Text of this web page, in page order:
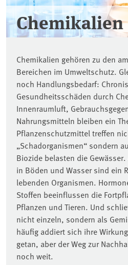
Chemikalien
Chemikalien gehören zu den
Bereichen im Umweltschutz.
noch Handlungsbedarf:
Gesundheitsschäden durch
Innenraumluft,
Nahrungsmitteln bleiben ein
Pflanzenschutzmittel treffen
„Schadorganismen“ sondern
Biozide belasten die
in Böden und Wasser sind ein
lebenden Organismen.
Stoffen beeinflussen die
Pflanzen und Tieren. Und
nicht einzeln, sondern als
häufig addiert sich ihre
getan, aber der Weg zur
noch weit.